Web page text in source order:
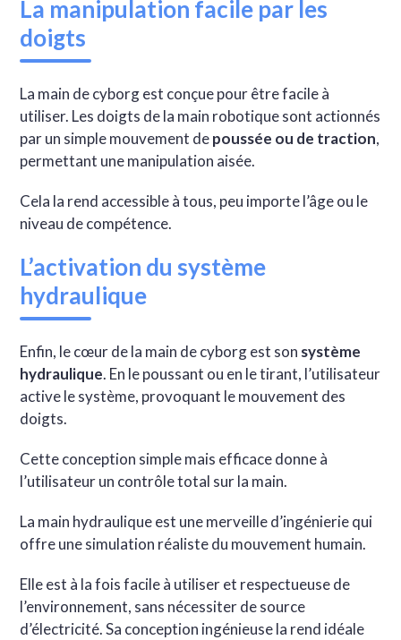
La manipulation facile par les
doigts
La main de cyborg est conçue pour être facile à
utiliser. Les doigts de la main robotique sont actionnés
par un simple mouvement depoussée ou de traction,
permettant une manipulation aisée.
Cela la rend accessible à tous, peu importe l’âge ou le
niveau de compétence.
L’activation du système
hydraulique
Enfin, le cœur de la main de cyborg est son système
hydraulique. En le poussant ou en le tirant, l’utilisateur
active le système, provoquant le mouvement des
doigts.
Cette conception simple mais efficace donne à
l’utilisateur un contrôle total sur la main.
La main hydraulique est une merveille d’ingénierie qui
offre une simulation réaliste du mouvement humain.
Elle est à la fois facile à utiliser et respectueuse de
l’environnement, sans nécessiter de source
d’électricité. Sa conception ingénieuse la rend idéale